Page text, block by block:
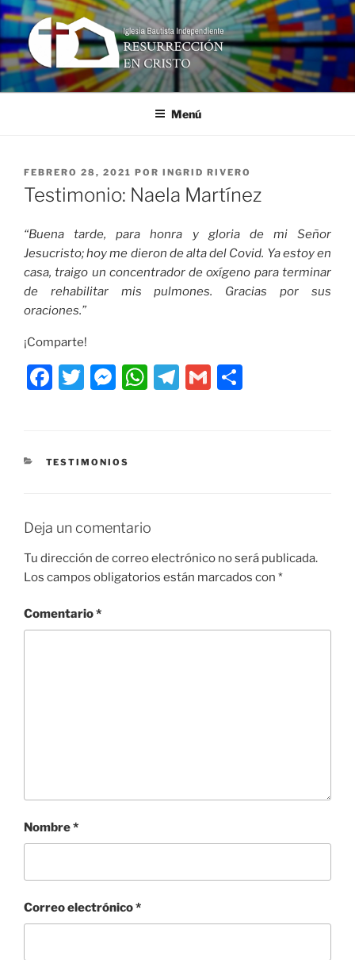
Ir
contenido
RESURRECCIÓN EN CRISTO
Iglesia Bautista Independiente
Menú
PUBLICADO
EN
FEBRERO 28, 2021 POR INGRID RIVERO
Testimonio: Naela Martínez
“Buena tarde, para honra y gloria de mi Señor
Jesucristo; hoy me dieron de alta del Covid. Ya estoy en
casa, traigo un concentrador de oxígeno para terminar
de rehabilitar mis pulmones. Gracias por sus
oraciones.”
¡Comparte!
F
e
o
k
T
er
M
e
er
W
p
T
G
CATEGORÍAS
TESTIMONIOS
Deja un comentario
Tu dirección de correo electrónico no será publicada.
Los campos obligatorios están marcados con *
Comentario*
Nombre*
Correo electrónico*